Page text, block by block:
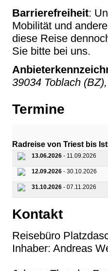
Barrierefreiheit:
Mobilität und
diese Reise
Sie bitte bei uns.
39034 Toblach
Termine
Radreise von Triest bis
13.06.2026 - 11.09.2026
12.09.2026 - 30.10.2026
31.10.2026 - 07.11.2026
Kontakt
Reisebüro
Inhaber: Andreas